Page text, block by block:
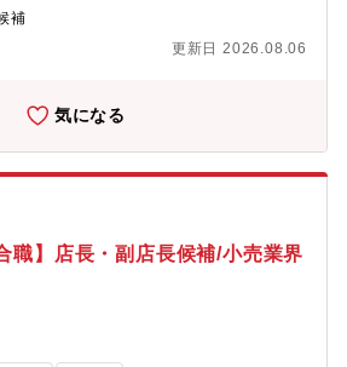
いう意見をどんどん発信できます。本部
充実】年次・部門ごとに行う年200回の教
海外研修も費用はほぼ会社負担で実施し
9：00～20：00。一部店舗は21時※残業
12月は月40h程度※残業代は全額支給
補
更新日 2026.08.06
気になる
職】店長・副店長候補/小売業界